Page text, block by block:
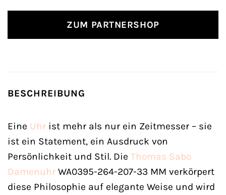
ZUM PARTNERSHOP
BESCHREIBUNG
Eine Uhr ist mehr als nur ein Zeitmesser – sie
ist ein Statement, ein Ausdruck von
Persönlichkeit und Stil. Die Thomas Sabo
Damenuhr WA0395-264-207-33 MM verkörpert
diese Philosophie auf elegante Weise und wird